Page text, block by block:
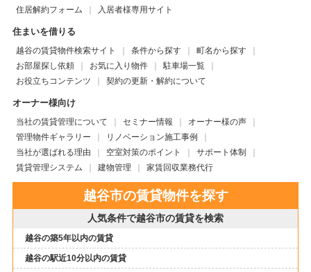
住居解約フォーム
入居者様専用サイト
住まいを借りる
越谷の賃貸物件検索サイト 条件から探す
町名から探す
お部屋探し依頼
お気に入り物件
駐車場一覧
お役立ちコンテンツ
契約の更新・解約について
オーナー様向け
当社の賃貸管理について セミナー情報
オーナー様の声
管理物件ギャラリー
リノベーション施工事例
当社が選ばれる理由
空室対策のポイント
サポート体制
賃貸管理システム
建物管理 家賃回収業務代行
越谷市の賃貸物件を探す
人気条件で越谷市の賃貸を検索
越谷の築5年以内の賃貸
越谷の駅近10分以内の賃貸